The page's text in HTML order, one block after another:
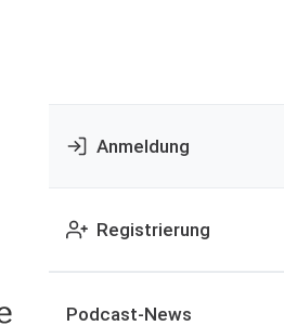
Anmeldung
Registrierung
Podcast-News